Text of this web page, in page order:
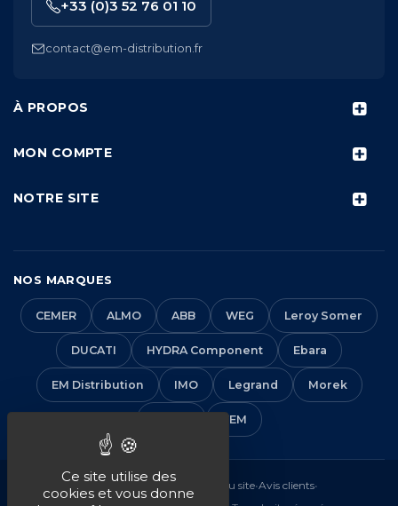
À PROPOS
MON COMPTE
NOTRE SITE
+33 (0)3 52 76 01 10
contact@em-distribution.fr
NOS MARQUES
CEMER ALMO ABB WEG Leroy Somer
DUCATI HYDRA Component Ebara
EM Distribution IMO Legrand Morek
VEM
Mentions légales•CGV Plan du site•Avis clients•
Ce site utilise des
cookies et vous donne